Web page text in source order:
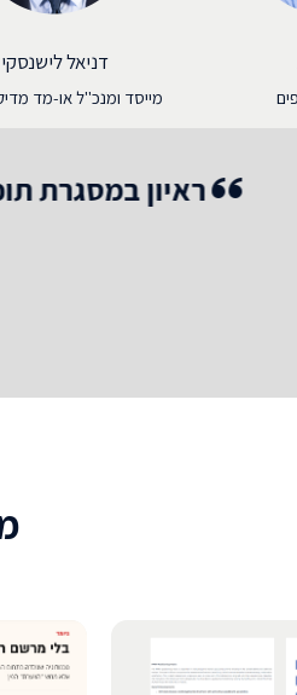
דניאל לישנסקי
מייסד ומנכ"ל או-מד
ראיון במסגרת